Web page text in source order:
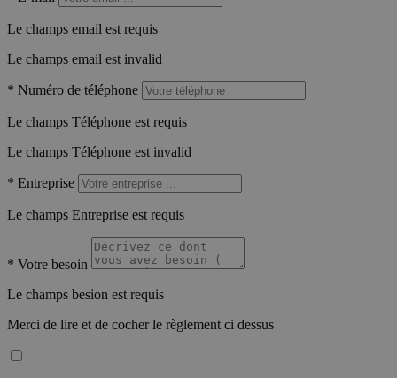
Le champs email est requis
Le champs email est invalid
* Numéro de téléphone
Le champs Téléphone est requis
Le champs Téléphone est invalid
* Entreprise
Le champs Entreprise est requis
* Votre besoin
Le champs besion est requis
Merci de lire et de cocher le règlement ci dessus